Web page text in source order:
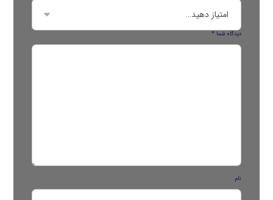
دیدگاه شما*
نام